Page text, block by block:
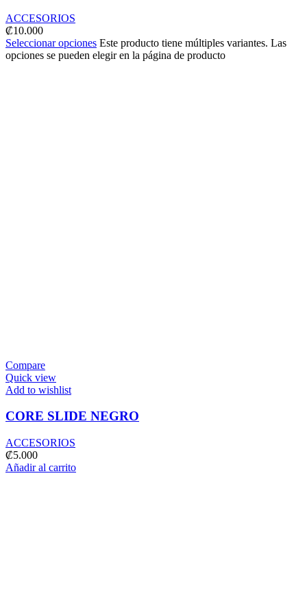
ACCESORIOS
₡10.000
Seleccionar opciones Este producto tiene múltiples variantes. Las
opciones se pueden elegir en la página de producto
Compare
Quick view
Add to wishlist
CORE SLIDE NEGRO
ACCESORIOS
₡5.000
Añadir al carrito